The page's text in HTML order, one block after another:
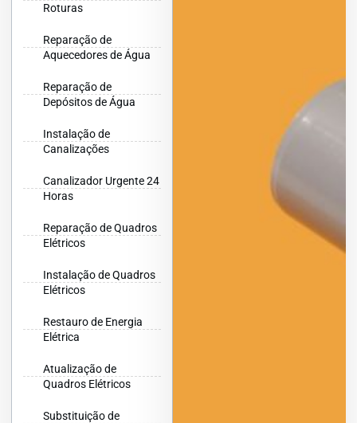
Roturas
Reparação de
Aquecedores de Água
Reparação de
Depósitos de Água
Instalação de
Canalizações
Canalizador Urgente 24
Horas
Reparação de Quadros
Elétricos
Instalação de Quadros
Elétricos
Restauro de Energia
Elétrica
Atualização de
Quadros Elétricos
Substituição de